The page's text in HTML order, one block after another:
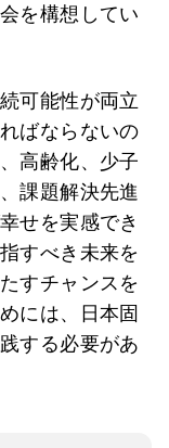
を構想してい
可能性が両立
ばならないの
高齢化、少子
課題解決先進
せを実感でき
すべき未来を
すチャンスを
には、日本固
する必要があ